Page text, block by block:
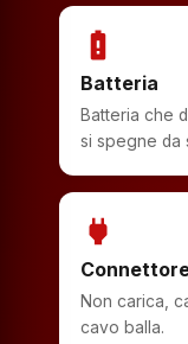
battery_alert
Batteria
Batteria che
si spegne da
power
Non carica,
cavo balla.